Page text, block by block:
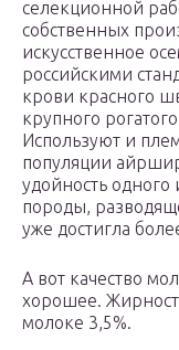
селекционной
собственных
искусственное
российскими
крови красного
крупного
Используют и
популяции
удойность
породы,
уже достигла
А вот качество
хорошее.
молоке 3,5%.